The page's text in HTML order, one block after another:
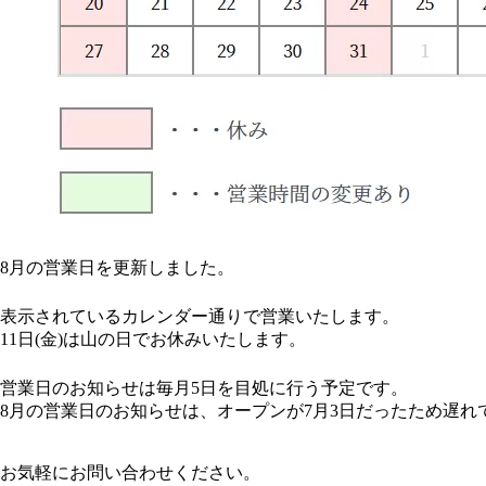
8月の営業日を更新しました。
表示されているカレンダー通りで営業いたします。
11日(金)は山の日でお休みいたします。
営業日のお知らせは毎月5日を目処に行う予定です。
8月の営業日のお知らせは、オープンが7月3日だったため遅れ
お気軽にお問い合わせください。